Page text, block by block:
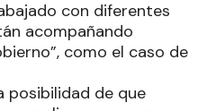
con diferentes
acompañando
como el caso de
posibilidad de que